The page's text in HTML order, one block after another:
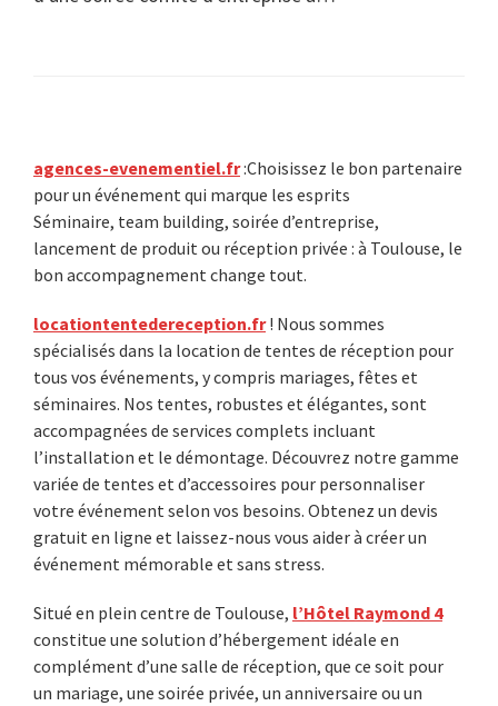
Primary
Sidebar
agences-evenementiel.fr:Choisissez le bon partenaire
pour un événement qui marque les esprits
Séminaire, team building, soirée d’entreprise,
lancement de produit ou réception privée : à Toulouse, le
bon accompagnement change tout.
locationtentedereception.fr! Nous sommes
spécialisés dans la location de tentes de réception pour
tous vos événements, y compris mariages, fêtes et
séminaires. Nos tentes, robustes et élégantes, sont
accompagnées de services complets incluant
l’installation et le démontage. Découvrez notre gamme
variée de tentes et d’accessoires pour personnaliser
votre événement selon vos besoins. Obtenez un devis
gratuit en ligne et laissez-nous vous aider à créer un
événement mémorable et sans stress.
Situé en plein centre de Toulouse, l’Hôtel Raymond 4
constitue une solution d’hébergement idéale en
complément d’une salle de réception, que ce soit pour
un mariage, une soirée privée, un anniversaire ou un